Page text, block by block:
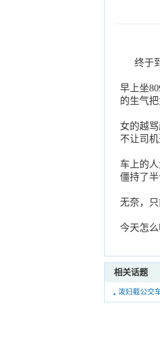
终于
早上坐
的生气把
女的越
不让司机
车上的
僵持了半
无奈，
今天怎么
相关话题
· 泼妇截公交